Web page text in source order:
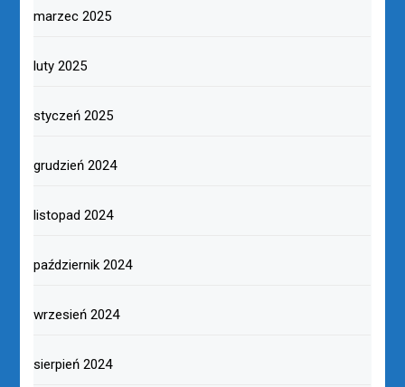
marzec 2025
luty 2025
styczeń 2025
grudzień 2024
listopad 2024
październik 2024
wrzesień 2024
sierpień 2024